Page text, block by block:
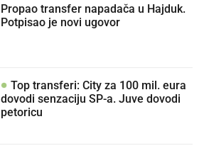
Propao transfer napadača u Hajduk.
Potpisao je novi ugovor
Top transferi: City za 100 mil. eura
dovodi senzaciju SP-a. Juve dovodi
petoricu